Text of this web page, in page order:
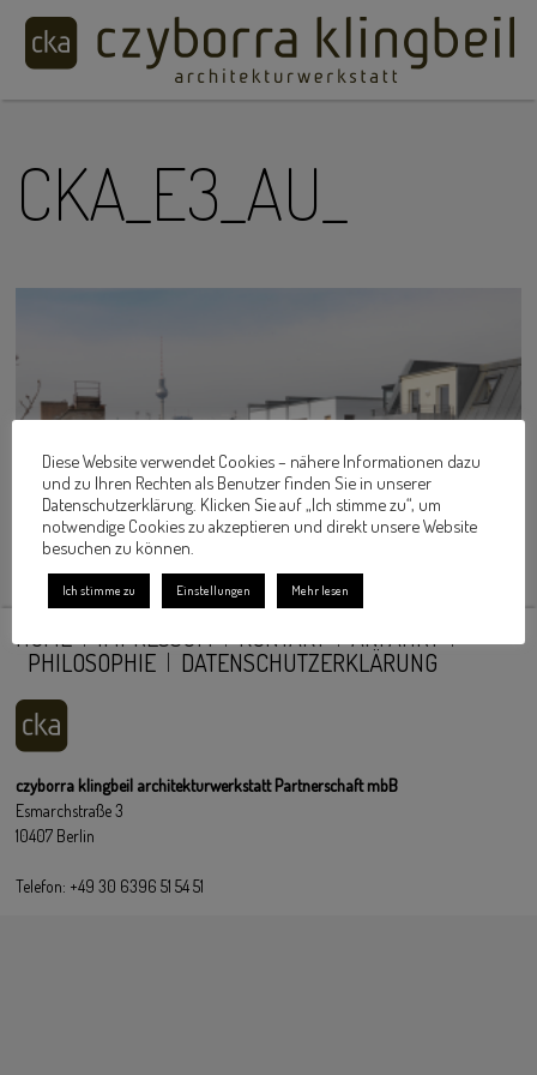
CKA_E3_AU_
HOME IMPRESSUM KONTAKT
ANFAHRT
PHILOSOPHIE
DATENSCHUTZERKLÄRUNG
czyborra klingbeil architekturwerkstatt Partnerschaft mbB
Esmarchstraße 3
10407 Berlin
Telefon: +49 30 6396 51 54 51
Diese Website verwendet Cookies – nähere Informationen dazu
und zu Ihren Rechten als Benutzer finden Sie in unserer
Datenschutzerklärung. Klicken Sie auf „Ich stimme zu“, um
notwendige Cookies zu akzeptieren und direkt unsere Website
besuchen zu können.
Ich stimme zu Einstellungen Mehr lesen